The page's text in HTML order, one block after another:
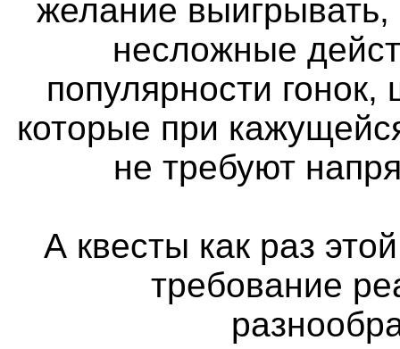
желание
несложные
популярности
которые при
не требуют
А квесты как раз
требование